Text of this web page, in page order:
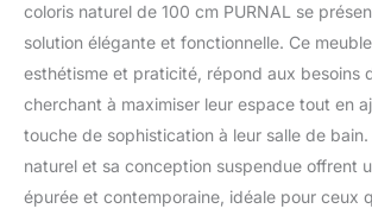
coloris naturel de 100 cm PURNAL se
solution élégante et fonctionnelle. Ce
esthétisme et praticité, répond aux besoins
cherchant à maximiser leur espace tout en
touche de sophistication à leur salle de bain.
naturel et sa conception suspendue offrent
épurée et contemporaine, idéale pour ceux